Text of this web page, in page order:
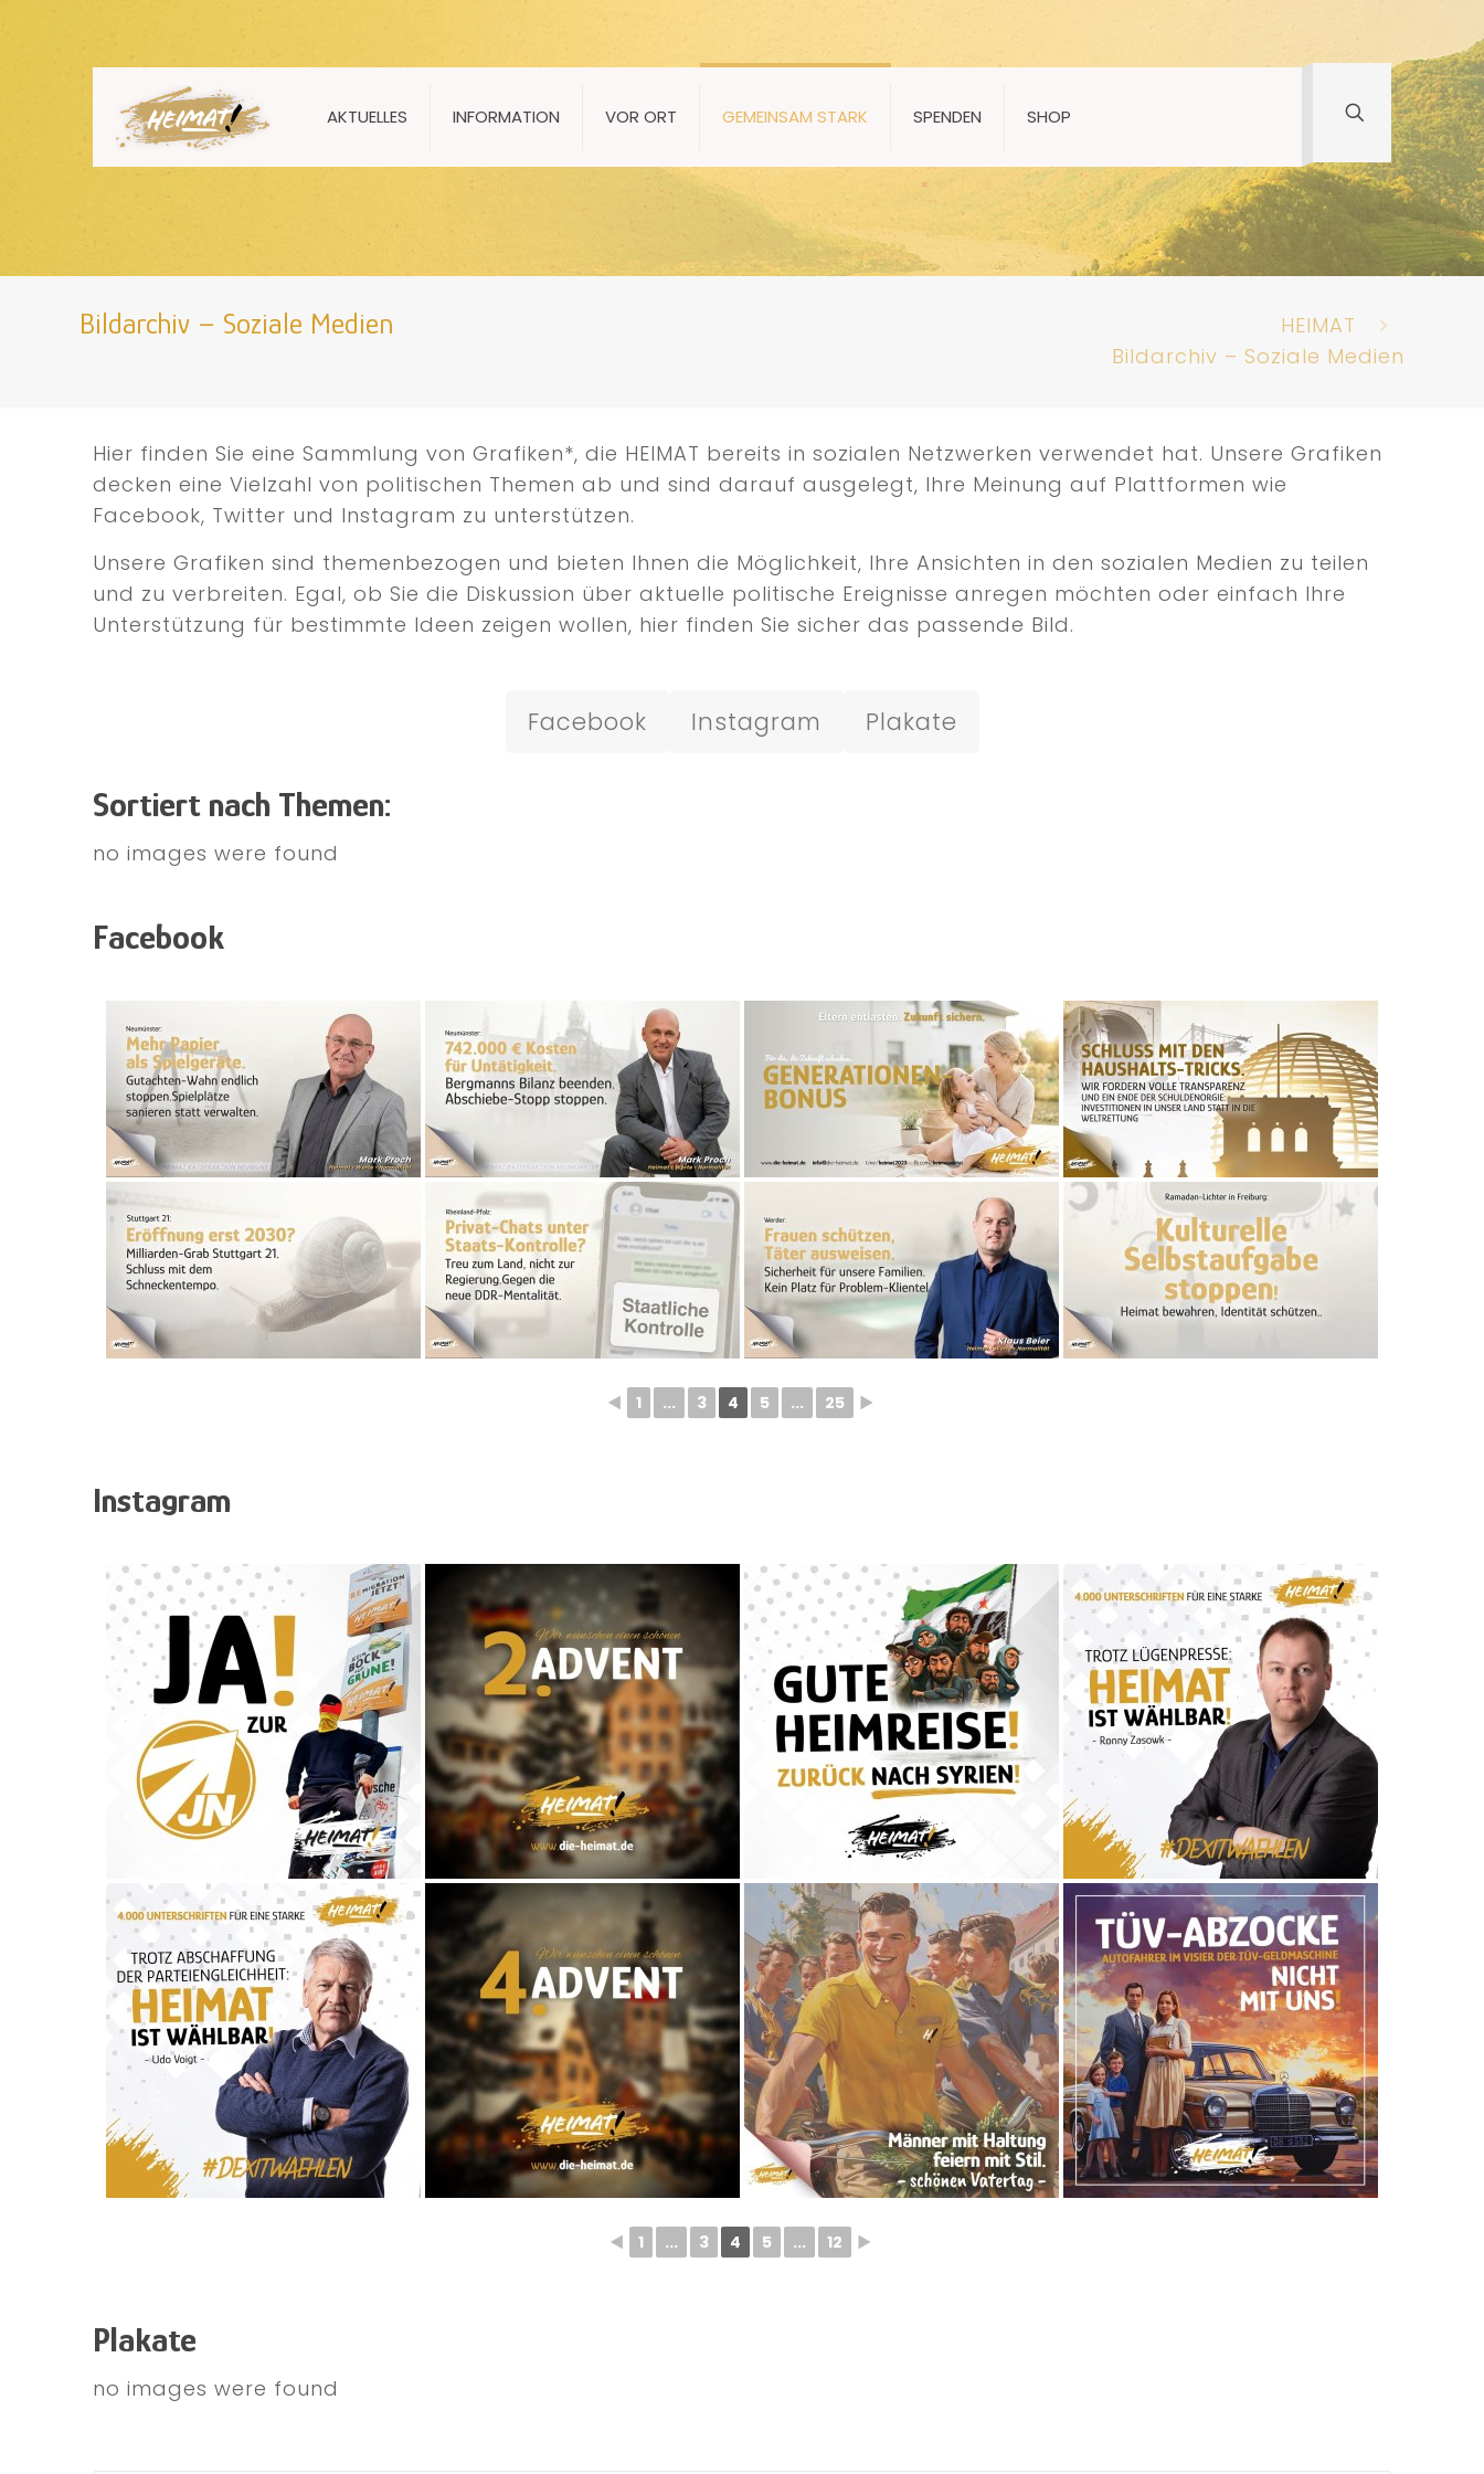
AKTUELLES INFORMATION VOR ORT GEMEINSAM STARK SPENDEN SHOP
Bildarchiv – Soziale Medien
HEIMAT
Bildarchiv – Soziale Medien
Hier finden Sie eine Sammlung von Grafiken*, die HEIMAT bereits in sozialen Netzwerken verwendet hat. Unsere Grafiken
decken eine Vielzahl von politischen Themen ab und sind darauf ausgelegt, Ihre Meinung auf Plattformen wie
Facebook, Twitter und Instagram zu unterstützen.
Unsere Grafiken sind themenbezogen und bieten Ihnen die Möglichkeit, Ihre Ansichten in den sozialen Medien zu teilen
und zu verbreiten. Egal, ob Sie die Diskussion über aktuelle politische Ereignisse anregen möchten oder einfach Ihre
Unterstützung für bestimmte Ideen zeigen wollen, hier finden Sie sicher das passende Bild.
Facebook Instagram Plakate
Sortiert nach Themen:
no images were found
Facebook
◄ 1 ... 3 4 5 ... 25 ►
Instagram
◄ 1 ... 3 4 5 ... 12 ►
Plakate
no images were found